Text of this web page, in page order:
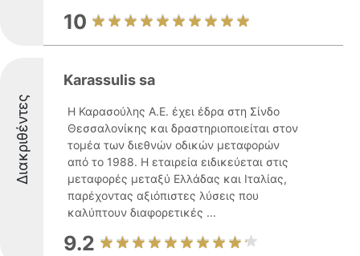
10
Διακριθέντες
Karassulis sa
Η Καρασούλης Α.Ε. έχει έδρα στη Σίνδο
Θεσσαλονίκης και δραστηριοποιείται στον
τομέα των διεθνών οδικών μεταφορών
από το 1988. Η εταιρεία ειδικεύεται στις
μεταφορές μεταξύ Ελλάδας και Ιταλίας,
παρέχοντας αξιόπιστες λύσεις που
καλύπτουν διαφορετικές ...
9.2